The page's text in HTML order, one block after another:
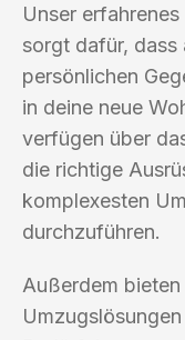
Unser
sorgt dafür, dass
persönlichen
in deine neue
verfügen über
die richtige
komplexesten
durchzuführen.
Außerdem